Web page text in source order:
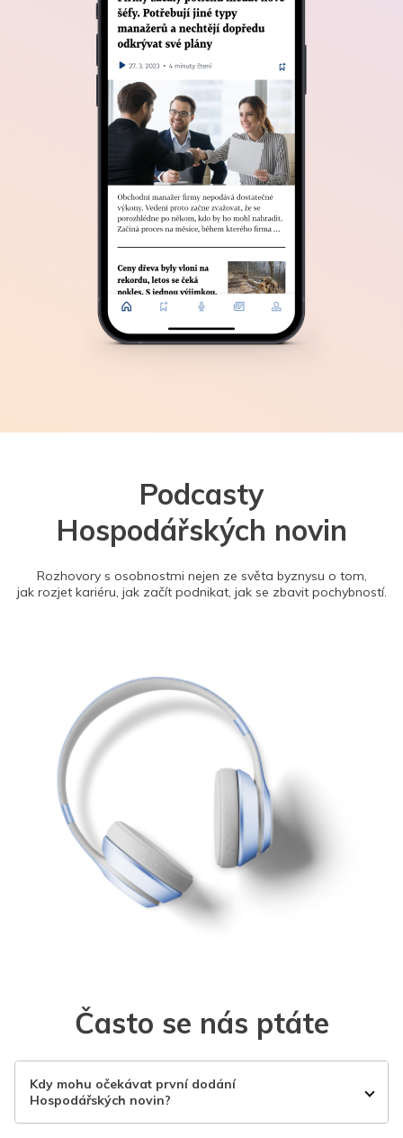
Podcasty
Hospodářských novin
Rozhovory s osobnostmi nejen ze světa byznysu o tom,
jak rozjet kariéru, jak začít podnikat, jak se zbavit pochybností.
Často se nás ptáte
Kdy mohu očekávat první dodání
Hospodářských novin?